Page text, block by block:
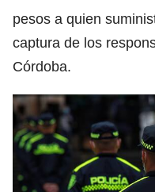
pesos a quien
captura de los
Córdoba.